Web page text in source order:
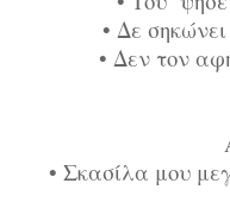
• Δε
• Δεν τον
• Σκασίλα μου